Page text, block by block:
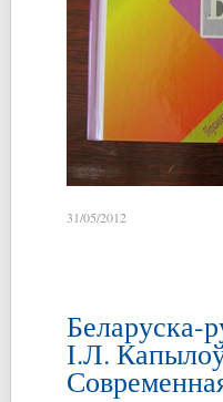
31/05/2012
Беларуска-
І.Л.